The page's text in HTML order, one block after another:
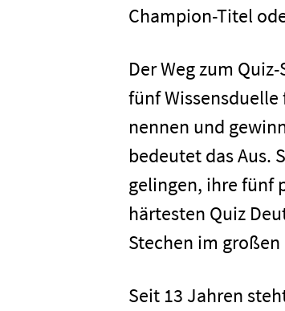
Champion-Titel
Der Weg zum
fünf
nennen und
bedeutet das Aus.
gelingen, ihre fünf
härtesten Quiz
Stechen im großen
Seit 13 Jahren